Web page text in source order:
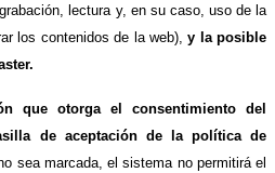
lectura y, en su caso, uso de la
los contenidos de la web),y la posible
que otorga el consentimiento del
de aceptación de la política de
sea marcada, el sistema no permitirá el